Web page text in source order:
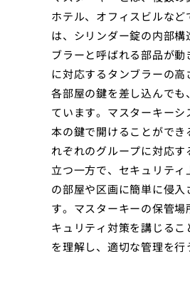
ホテル、オフィスビルな
は、シリンダー錠の内部
ブラーと呼ばれる部品が
に対応するタンブラーの
各部屋の鍵を差し込んで
ています。マスターキー
本の鍵で開けることがで
れぞれのグループに対応
立つ一方で、セキュリテ
の部屋や区画に簡単に侵
す。マスターキーの保管
キュリティ対策を講じる
を理解し、適切な管理を行